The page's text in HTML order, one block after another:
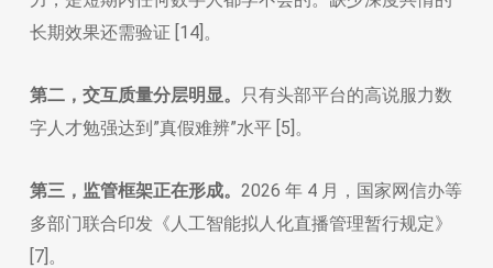
长期效果还需验证 [14]。
第二，交互质量分层明显。
只有头部平台的高说服力数
字人才勉强达到”真假难辨”水平 [5]。
第三，监管框架正在形成。 2026 年 4 月，国家网信办等
多部门联合印发《人工智能拟人化直播管理暂行规定》
[7]。